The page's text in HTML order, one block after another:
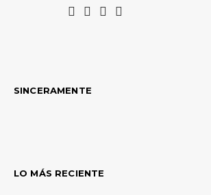
SINCERAMENTE
LO MÁS RECIENTE